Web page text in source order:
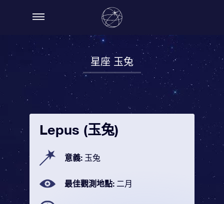
星座 玉兔
Lepus (玉兔)
意義: 玉兔
最佳觀測地點: 二月